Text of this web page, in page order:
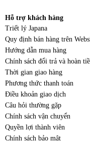
Hỗ trợ khách hàng
Triết lý Japana
Quy định bán hàng trên
Hướng dẫn mua hàng
Chính sách đổi trả và hoàn
Thời gian giao hàng
Phương thức thanh toán
Điều khoản giao dịch
Câu hỏi thường gặp
Chính sách vận chuyển
Quyền lợi thành viên
Chính sách bảo mật